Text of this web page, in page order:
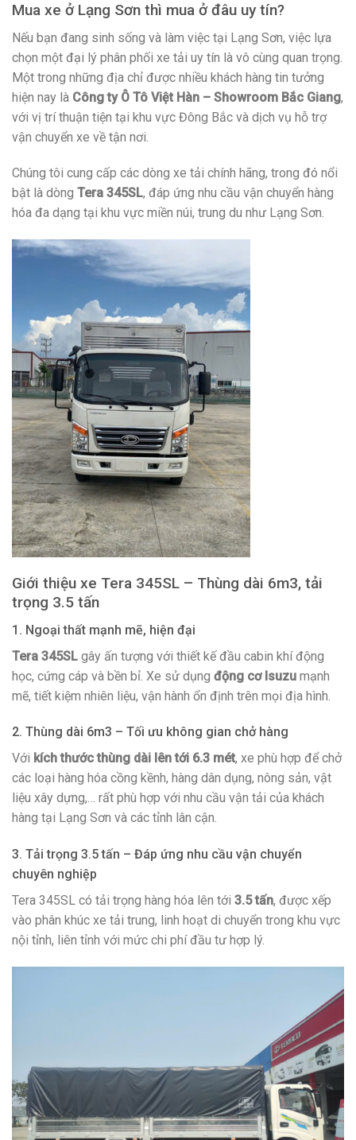
Mua xe ở Lạng Sơn thì mua ở đâu uy tín?
Nếu bạn đang sinh sống và làm việc tại Lạng Sơn, việc lựa
chọn một đại lý phân phối xe tải uy tín là vô cùng quan trọng.
Một trong những địa chỉ được nhiều khách hàng tin tưởng
hiện nay là Công ty Ô Tô Việt Hàn – Showroom Bắc Giang,
với vị trí thuận tiện tại khu vực Đông Bắc và dịch vụ hỗ trợ
vận chuyển xe về tận nơi.
Chúng tôi cung cấp các dòng xe tải chính hãng, trong đó nổi
bật là dòng Tera 345SL, đáp ứng nhu cầu vận chuyển hàng
hóa đa dạng tại khu vực miền núi, trung du như Lạng Sơn.
Giới thiệu xe Tera 345SL – Thùng dài 6m3, tải
trọng 3.5 tấn
1. Ngoại thất mạnh mẽ, hiện đại
Tera 345SL gây ấn tượng với thiết kế đầu cabin khí động
học, cứng cáp và bền bỉ. Xe sử dụng động cơ Isuzu mạnh
mẽ, tiết kiệm nhiên liệu, vận hành ổn định trên mọi địa hình.
2. Thùng dài 6m3 – Tối ưu không gian chở hàng
Với kích thước thùng dài lên tới 6.3 mét, xe phù hợp để chở
các loại hàng hóa cồng kềnh, hàng dân dụng, nông sản, vật
liệu xây dựng,… rất phù hợp với nhu cầu vận tải của khách
hàng tại Lạng Sơn và các tỉnh lân cận.
3. Tải trọng 3.5 tấn – Đáp ứng nhu cầu vận chuyển
chuyên nghiệp
Tera 345SL có tải trọng hàng hóa lên tới 3.5 tấn, được xếp
vào phân khúc xe tải trung, linh hoạt di chuyển trong khu vực
nội tỉnh, liên tỉnh với mức chi phí đầu tư hợp lý.